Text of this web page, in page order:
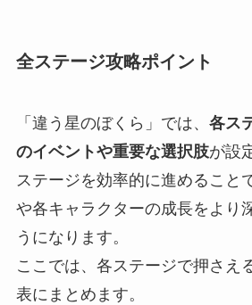
全ステージ攻略ポイント
「違う星のぼくら」では、 各ス
のイベントや重要な選択肢が設
ステージを効率的に進めること
や各キャラクターの成長をより
うになります。
ここでは、各ステージで押さえ
表にまとめます。